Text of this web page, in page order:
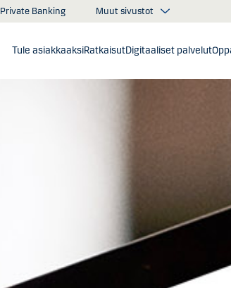
Private Banking Muut sivustot
Tule asiakkaaksiRatkaisutDigitaaliset palvelut